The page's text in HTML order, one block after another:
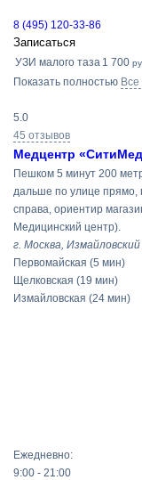
8 (495) 120-33-86
Записаться
УЗИ малого таза 1 700
Показать полностью
5.0
45 отзывов
Медцентр
Пешком 5 минут 200
дальше по улице прямо,
справа, ориентир
Медицинский центр).
г. Москва, Измайловский
Первомайская (5 мин)
Щелковская (19 мин)
Измайловская (24 мин)
Ежедневно:
9:00 - 21:00